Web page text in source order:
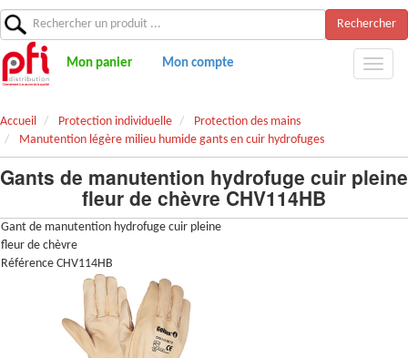
Rechercher
Mon panier Mon compte
Accueil Protection individuelle
Protection des mains
Manutention légère milieu humide gants en cuir hydrofuges
Gants de manutention hydrofuge cuir pleine
fleur de chèvre CHV114HB
Gant de manutention hydrofuge cuir pleine
fleur de chèvre
Référence CHV114HB